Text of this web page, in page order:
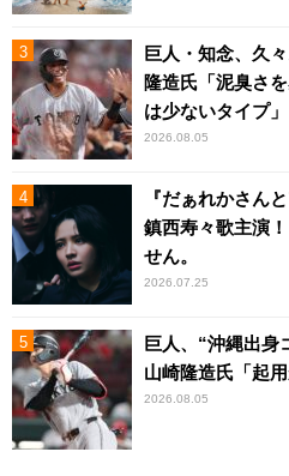
巨人・知念、久
隆造氏「泥臭さ
は少ないタイプ」
2026.08.05
『だぁれかさん
鎮西寿々歌主演
せん。
2026.07.25
巨人、“沖縄出身
山崎隆造氏「起用
2026.08.05